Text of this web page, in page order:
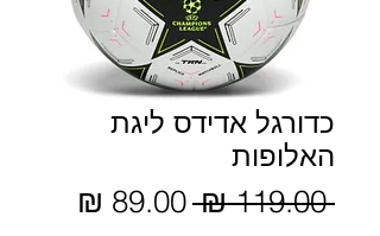
כדורגל אדידס ליגת
האלופות
‏119.00 ‏₪
מחיר